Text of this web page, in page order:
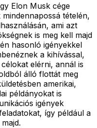
Elon Musk cége
tételén,
ami azt
is meg kell majd
hasonló igényekkel
a kihívással,
elérni, annál is
álló flottát meg
amerikai,
példányokat is
igények
így például a